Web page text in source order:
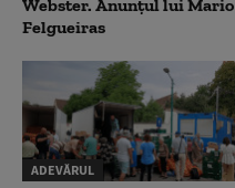
Webster. Anunțul lui Mario
Felgueiras
ADEVĂRUL